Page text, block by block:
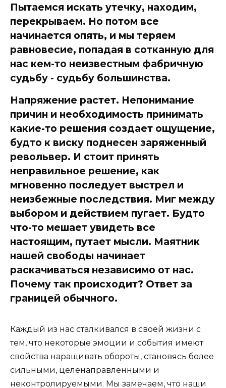
Пытаемся искать утечку, находим,
перекрываем. Но потом все
начинается опять, и мы теряем
равновесие, попадая в сотканную для
нас кем-то неизвестным фабричную
судьбу - судьбу большинства.
Напряжение растет. Непонимание
причин и необходимость принимать
какие-то решения создает ощущение,
будто к виску поднесен заряженный
револьвер. И стоит принять
неправильное решение, как
мгновенно последует выстрел и
неизбежные последствия. Миг между
выбором и действием пугает. Будто
что-то мешает увидеть все
настоящим, путает мысли. Маятник
нашей свободы начинает
раскачиваться независимо от нас.
Почему так происходит? Ответ за
границей обычного.
Каждый из нас сталкивался в своей жизни с
тем, что некоторые эмоции и события имеют
свойства наращивать обороты, становясь более
сильными, целенаправленными и
неконтролируемыми. Мы замечаем, что наши